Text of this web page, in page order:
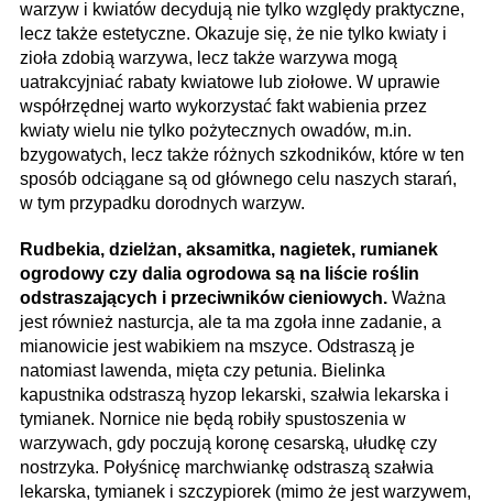
warzyw i kwiatów decydują nie tylko względy praktyczne,
lecz także estetyczne. Okazuje się, że nie tylko kwiaty i
zioła zdobią warzywa, lecz także warzywa mogą
uatrakcyjniać rabaty kwiatowe lub ziołowe. W uprawie
współrzędnej warto wykorzystać fakt wabienia przez
kwiaty wielu nie tylko pożytecznych owadów, m.in.
bzygowatych, lecz także różnych szkodników, które w ten
sposób odciągane są od głównego celu naszych starań,
w tym przypadku dorodnych warzyw.
Rudbekia, dzielżan, aksamitka, nagietek, rumianek
ogrodowy czy dalia ogrodowa są na liście roślin
odstraszających i przeciwników cieniowych. Ważna
jest również nasturcja, ale ta ma zgoła inne zadanie, a
mianowicie jest wabikiem na mszyce. Odstraszą je
natomiast lawenda, mięta czy petunia. Bielinka
kapustnika odstraszą hyzop lekarski, szałwia lekarska i
tymianek. Nornice nie będą robiły spustoszenia w
warzywach, gdy poczują koronę cesarską, ułudkę czy
nostrzyka. Połyśnicę marchwiankę odstraszą szałwia
lekarska, tymianek i szczypiorek (mimo że jest warzywem,